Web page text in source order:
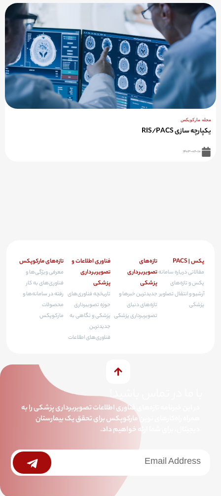
مجله مارکوپکس
یکپارچه سازی RIS/PACS
پکس | PACS
مقالاتی درباره سامانه
پکس و تازه‌های
آرشیو و انتقال تصاویر
پزشکی
تازه‌های
تصویربرداری
پزشکی
جدیدترین خبرها و
تازه‌های دنیای
تصویربرداری پزشکی
فناوری اطلاعات و
تصویربرداری
پزشکی
تاریخچه فناوری‌های
حوزه تصویبرداری
پزشکی و نگاهی به
جدیدترین
فناوری‌های اطلاعات
تازه‌های مارکوپکس
معرفی ویژگی‌ها و
فناوری‌های به کار
رفته در سامانه‌ها و
محصولات
مارکوپکس
با ما در تماس باشید!
در این خبرنامه تازه‌های فناوری اطلاعات تصویربرداری پزشکی را به
همراه راه‌کارهای نوین مارکوپکس برای تحقق یک بیمارستان
دیجیتال، برای شما ارئه خواهیم داد.
خبرنامه
جامع Submit